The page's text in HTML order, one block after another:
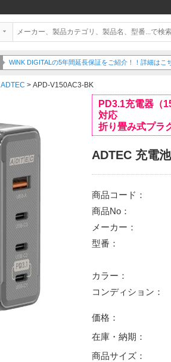
WiNK DIGITALの5年間延長保証をご紹介！！詳細はこ
ADTEC > APD-V150AC3-BK
PD3.1充電器（
対応
折り畳み式プラ
ADTEC 充電
商品コード：
商品No：
メーカー：
型番：
カラー：
コンディション：
価格：
在庫・納期：
商品サイズ：